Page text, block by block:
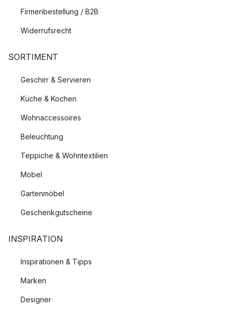
Firmenbestellung / B2B
Widerrufsrecht
SORTIMENT
Geschirr & Servieren
Küche & Kochen
Wohnaccessoires
Beleuchtung
Teppiche & Wohntextilien
Möbel
Gartenmöbel
Geschenkgutscheine
INSPIRATION
Inspirationen & Tipps
Marken
Designer